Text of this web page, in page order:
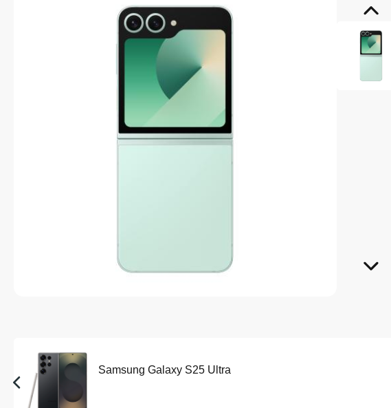
Samsung Galaxy S25 Ultra